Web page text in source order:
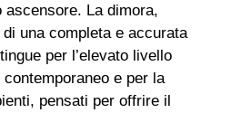
La dimora,
una completa e accurata
per l’elevato livello
e per la
pensati per offrire il